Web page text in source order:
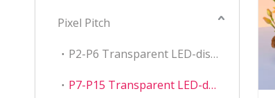
Pixel Pitch
P2-P6 Transparent LED-display
P7-P15 Transparent LED-display